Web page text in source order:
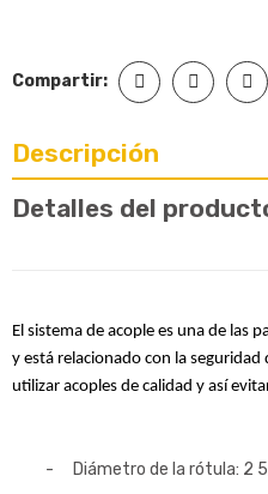
Compartir:
Descripción
Detalles del
El sistema de acople es una de las
y está relacionado con la
utilizar acoples de calidad y así
-
Diámetro de la rótula: 2